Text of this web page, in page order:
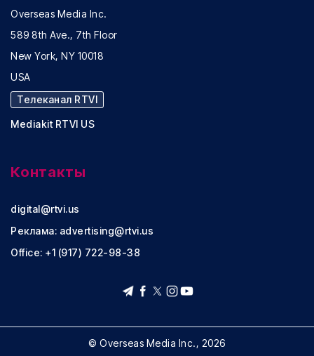
Overseas Media Inc.
589 8th Ave., 7th Floor
New York, NY 10018
USA
Телеканал RTVI
Mediakit RTVI US
Контакты
digital@rtvi.us
Реклама: advertising@rtvi.us
Office: +1 (917) 722-98-38
© Overseas Media Inc., 2026